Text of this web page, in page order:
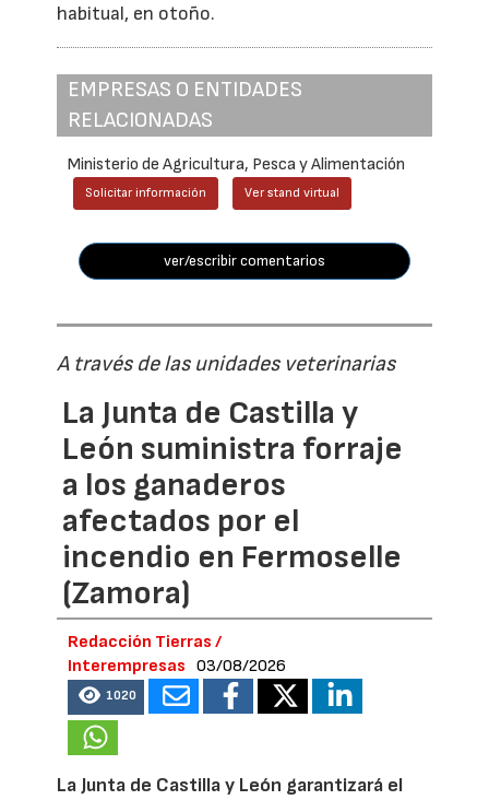
habitual, en otoño.
EMPRESAS O ENTIDADES
RELACIONADAS
Ministerio de Agricultura, Pesca y Alimentación
Solicitar información Ver stand virtual
ver/escribir comentarios
A través de las unidades veterinarias
La Junta de Castilla y
León suministra forraje
a los ganaderos
afectados por el
incendio en Fermoselle
(Zamora)
Redacción Tierras /
Interempresas
03/08/2026
1020
La Junta de Castilla y León garantizará el